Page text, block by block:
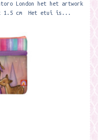
London het het artwork
x 1.5 cm Het etui is...